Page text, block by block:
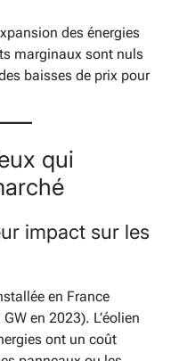
des énergies
marginaux sont nuls
baisses de prix pour
qui
impact sur les
en France
en 2023). L’éolien
ont un coût